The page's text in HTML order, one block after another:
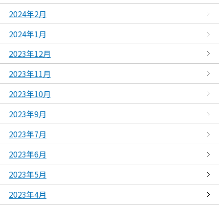
2024年2月
2024年1月
2023年12月
2023年11月
2023年10月
2023年9月
2023年7月
2023年6月
2023年5月
2023年4月